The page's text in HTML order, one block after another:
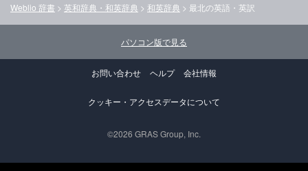
Weblio 辞書 > 英和辞典・和英辞典 > 和英辞典 > 最北の英語・英訳
パソコン版で見る
お問い合わせ ヘルプ 会社情報
クッキー・アクセスデータについて
©2026 GRAS Group, Inc.